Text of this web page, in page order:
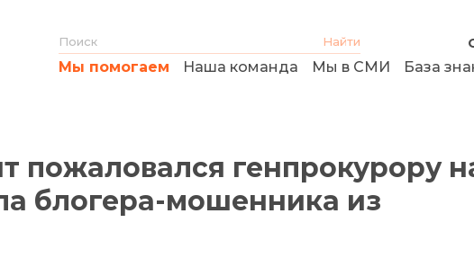
Мы помогаем Наша команда Мы в СМИ База
пожаловался генпрокурору
блогера-мошенника из